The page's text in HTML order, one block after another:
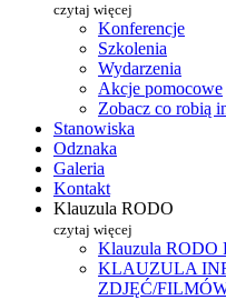
czytaj więcej
Konferencje
Szkolenia
Wydarzenia
Akcje pomocowe
Zobacz co robią
Stanowiska
Odznaka
Galeria
Kontakt
Klauzula RODO
czytaj więcej
Klauzula RODO
KLAUZULA
ZDJĘĆ/